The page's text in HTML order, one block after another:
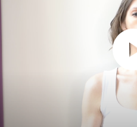
Mes cours en présentiel et /
Fb